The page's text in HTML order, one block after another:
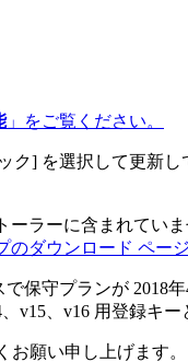
」をご覧ください。
] を選択して更新し
ラーに含まれてい
のダウンロード ページ
保守プランが 2018
v15、v16 用登録キー
願い申し上げます。